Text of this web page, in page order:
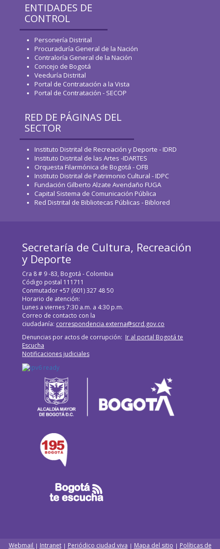
ENTIDADES DE
CONTROL
Personería Distrital
Procuraduría General de la Nación
Contraloría General de la Nación
Concejo de Bogotá
Veeduría Distrital
Portal de Contratación a la Vista
Portal de Contratación - SECOP
RED DE PÁGINAS DEL
SECTOR
Instituto Distrital de Recreación y Deporte - IDRD
Instituto Distrital de las Artes -IDARTES
Orquesta Filarmónica de Bogotá - OFB
Instituto Distrital de Patrimonio Cultural - IDPC
Fundación Gilberto Alzate Avendaño FUGA
Capital Sistema de Comunicación Pública
Red Distrital de Bibliotecas Públicas - Biblored
Secretaría de Cultura, Recreación
y Deporte
Cra 8 # 9 -83, Bogotá - Colombia
Código postal 111711
Conmutador +57 (601) 327 48 50
Horario de atención:
Lunes a viernes 7:30 a.m. a 4:30 p.m.
Correo de contacto con la
ciudadanía: correspondencia.externa@scrd.gov.co
Denuncias por actos de corrupción: Ir al portal Bogotá te
Escucha
Notificaciones judiciales
Webmail | Intranet| Periódico ciudad viva | Mapa del sitio | Políticas de